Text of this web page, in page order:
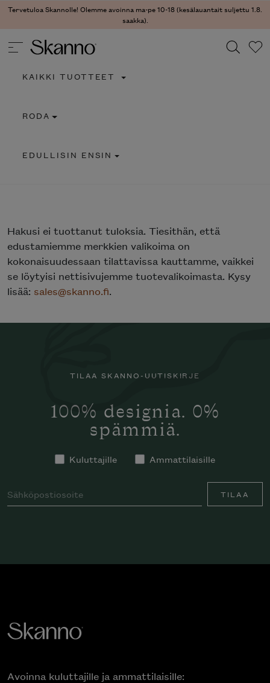
Tervetuloa Skannolle! Olemme avoinna ma-pe 10-18 (kesälauantait suljettu 1.8.
saakka).
Type 2 or more characters for results.
KAIKKI TUOTTEET
RODA
EDULLISIN ENSIN
Hakusi ei tuottanut tuloksia. Tiesithän, että
edustamiemme merkkien valikoima on
kokonaisuudessaan tilattavissa kauttamme, vaikkei
se löytyisi nettisivujemme tuotevalikoimasta. Kysy
lisää: sales@skanno.fi.
TILAA SKANNO-UUTISKIRJE
100% designia. 0%
spämmiä.
Kuluttajille Ammattilaisille
TILAA
Avoinna kuluttajille ja ammattilaisille: